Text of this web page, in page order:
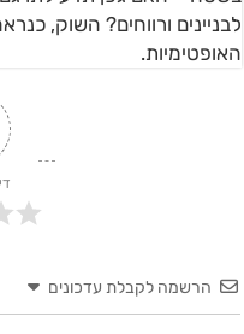
לבניינים ורווחים? השוק,
האופטימיות.
הרשמה לקבלת עדכונים